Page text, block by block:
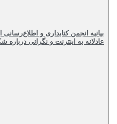
بیانیه انجمن کتابداری و
عادلانه به اینترنت و نگرانی